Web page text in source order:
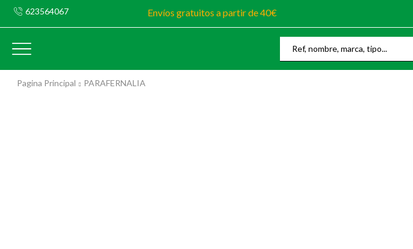
623564067 Envíos gratuitos a partir de 40€
Search
Pagina Principal PARAFERNALIA